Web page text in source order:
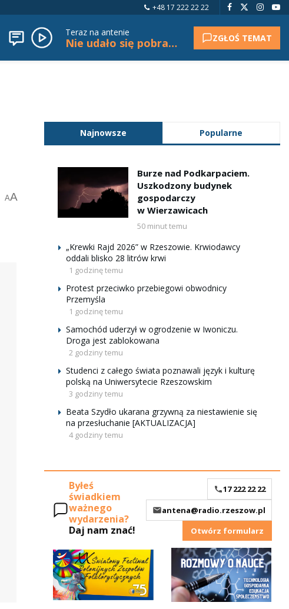
+48 17 222 22 22
Teraz na antenie
Nie udało się pobrać tytułu. ZGŁOŚ TEMAT
AA
Najnowsze Popularne
Burze nad Podkarpaciem.
Uszkodzony budynek
gospodarczy
w Wierzawicach
50 minut temu
„Krewki Rajd 2026” w Rzeszowie. Krwiodawcy
oddali blisko 28 litrów krwi
1 godzinę temu
Protest przeciwko przebiegowi obwodnicy
Przemyśla
1 godzinę temu
Samochód uderzył w ogrodzenie w Iwoniczu.
Droga jest zablokowana
2 godziny temu
Studenci z całego świata poznawali język i kulturę
polską na Uniwersytecie Rzeszowskim
3 godziny temu
Beata Szydło ukarana grzywną za niestawienie się
na przesłuchanie [AKTUALIZACJA]
4 godziny temu
Byłeś
świadkiem
ważnego
wydarzenia?
Daj nam znać!
17 222 22 22
antena@radio.rzeszow.pl
Otwórz formularz